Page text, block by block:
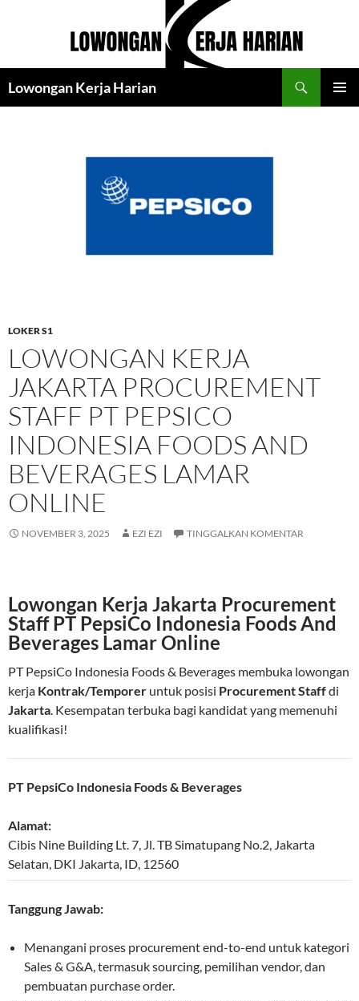
Lowongan Kerja Harian
LOKER S1
LOWONGAN KERJA
JAKARTA PROCUREMENT
STAFF PT PEPSICO
INDONESIA FOODS AND
BEVERAGES LAMAR
ONLINE
NOVEMBER 3, 2025 EZI EZI TINGGALKAN KOMENTAR
Lowongan Kerja Jakarta Procurement
Staff PT PepsiCo Indonesia Foods And
Beverages Lamar Online
PT PepsiCo Indonesia Foods & Beverages membuka lowongan
kerja Kontrak/Temporer untuk posisi Procurement Staffdi
Jakarta. Kesempatan terbuka bagi kandidat yang memenuhi
kualifikasi!
PT PepsiCo Indonesia Foods & Beverages
Alamat:
Cibis Nine Building Lt. 7, Jl. TB Simatupang No.2, Jakarta
Selatan, DKI Jakarta, ID, 12560
Tanggung Jawab:
Menangani proses procurement end-to-end untuk kategori
Sales & G&A, termasuk sourcing, pemilihan vendor, dan
pembuatan purchase order.